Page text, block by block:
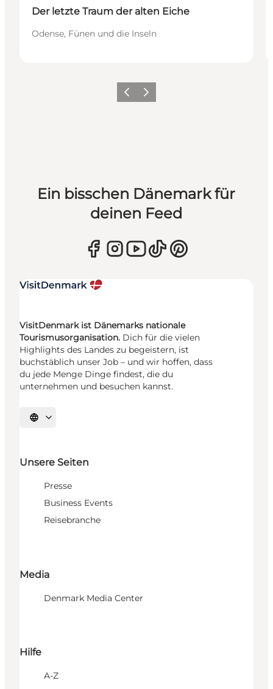
Der letzte Traum der alten Eiche
Odense, Fünen und die Inseln
ZurückWeiter
Ein bisschen Dänemark für
deinen Feed
VisitDenmark ist Dänemarks nationale
Tourismusorganisation. Dich für die vielen
Highlights des Landes zu begeistern, ist
buchstäblich unser Job – und wir hoffen, dass
du jede Menge Dinge findest, die du
unternehmen und besuchen kannst.
Sprache auswählen
Unsere Seiten
Presse
Business Events
Reisebranche
Media
Denmark Media Center
Hilfe
A-Z